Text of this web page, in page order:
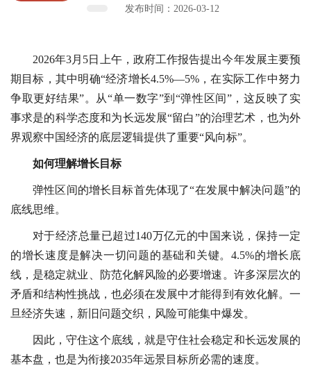
发布时间：2026-03-12
2026年3月5日上午，政府工作报告提出今年发展主要预
期目标，其中明确“经济增长4.5%—5%，在实际工作中努力
争取更好结果”。从“单一数字”到“弹性区间”，这反映了实
事求是的科学态度和为长远发展“留白”的治理艺术，也为外
界观察中国经济的底层逻辑提供了重要“风向标”。
如何理解增长目标
弹性区间的增长目标首先体现了“在发展中解决问题”的
底线思维。
对于经济总量已超过140万亿元的中国来说，保持一定
的增长速度是解决一切问题的基础和关键。4.5%的增长底
线，是稳定就业、防范化解风险的必要增速。许多深层次的
矛盾和结构性挑战，也必须在发展中才能得到有效化解。一
旦经济失速，新旧问题交织，风险可能集中爆发。
因此，守住这个底线，就是守住社会稳定和长远发展的
基本盘，也是为衔接2035年远景目标所必需的速度。